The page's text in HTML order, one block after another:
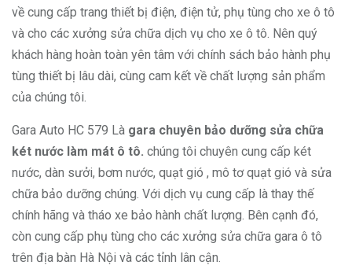
về cung cấp trang thiết bị điện, điện tử, phụ tùng cho xe ô tô
và cho các xưởng sửa chữa dịch vụ cho xe ô tô. Nên quý
khách hàng hoàn toàn yên tâm với chính sách bảo hành phụ
tùng thiết bị lâu dài, cùng cam kết về chất lượng sản phẩm
của chúng tôi.
Gara Auto HC 579 Là gara chuyên bảo dưỡng sửa chữa
két nước làm mát ô tô. chúng tôi chuyên cung cấp két
nước, dàn sưởi, bơm nước, quạt gió , mô tơ quạt gió và sửa
chữa bảo dưỡng chúng. Với dịch vụ cung cấp là thay thế
chính hãng và tháo xe bảo hành chất lượng. Bên cạnh đó,
còn cung cấp phụ tùng cho các xưởng sửa chữa gara ô tô
trên địa bàn Hà Nội và các tỉnh lân cận.